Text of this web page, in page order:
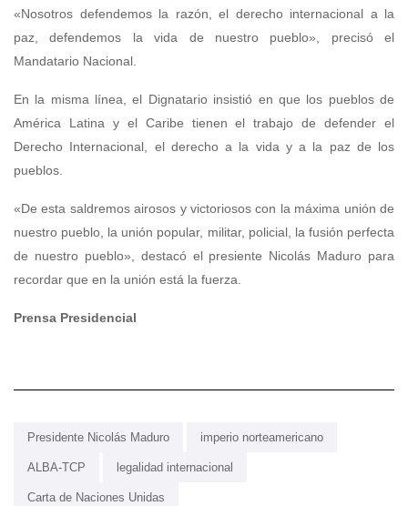
«Nosotros defendemos la razón, el derecho internacional a la
paz, defendemos la vida de nuestro pueblo», precisó el
Mandatario Nacional.
En la misma línea, el Dignatario insistió en que los pueblos de
América Latina y el Caribe tienen el trabajo de defender el
Derecho Internacional, el derecho a la vida y a la paz de los
pueblos.
«De esta saldremos airosos y victoriosos con la máxima unión de
nuestro pueblo, la unión popular, militar, policial, la fusión perfecta
de nuestro pueblo», destacó el presiente Nicolás Maduro para
recordar que en la unión está la fuerza.
Prensa Presidencial
Presidente Nicolás Maduro imperio norteamericano
ALBA-TCP legalidad internacional
Carta de Naciones Unidas